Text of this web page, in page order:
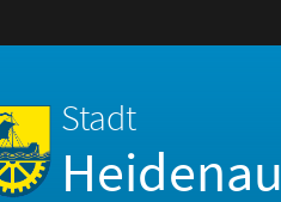
Stadt
Heidenau